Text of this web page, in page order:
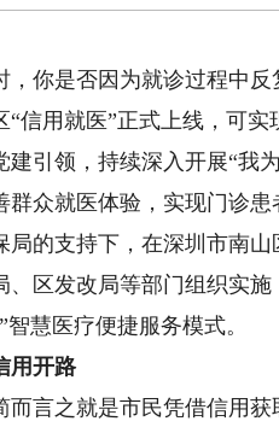
是否因为就诊过程中反
用就医”正式上线，可实
领，持续深入开展“我为
群众就医体验，实现门诊患
局的支持下，在深圳市南
、区发改局等部门组织实
智慧医疗便捷服务模式。
开路
之就是市民凭借信用获